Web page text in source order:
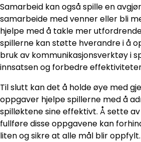
Samarbeid kan også spille en
samarbeide med venner eller bli
hjelpe med å takle mer
spillerne kan støtte hverandre i å
bruk av kommunikasjonsverktøy i
innsatsen og forbedre
Til slutt kan det å holde øye med
oppgaver hjelpe spillerne med å
spilløktene sine effektivt. Å sette
fullføre disse oppgavene kan
liten og sikre at alle mål blir oppfylt.